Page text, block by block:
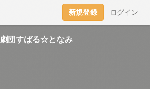
新規登録 ログイン
劇団すばる☆となみ